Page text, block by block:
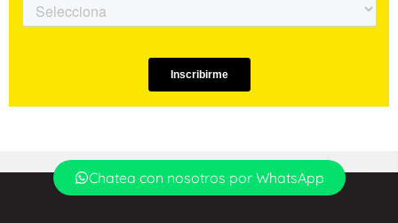
Chatea con nosotros por WhatsApp